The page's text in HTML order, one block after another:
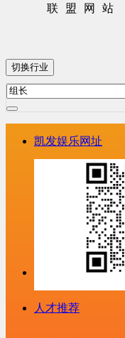
联盟网站
切换行业
凯发娱乐网址
人才推荐